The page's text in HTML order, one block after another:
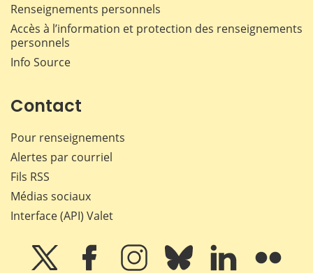
Renseignements personnels
Accès à l’information et protection des renseignements
personnels
Info Source
Contact
Pour renseignements
Alertes par courriel
Fils RSS
Médias sociaux
Interface (API) Valet